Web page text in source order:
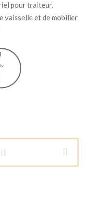
pour traiteur.
vaisselle et de mobilier